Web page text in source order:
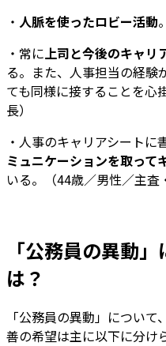
・ 人脈を使ったロビー活動
・常に上司と今後のキャリ
る。また、人事担当の経験
ても同様に接することを心
長）
・人事のキャリアシートに
ミュニケーションを取って
いる。（44歳／男性／主査
「公務員の異動
は？
「公務員の異動」につい
善の希望は主に以下に分け